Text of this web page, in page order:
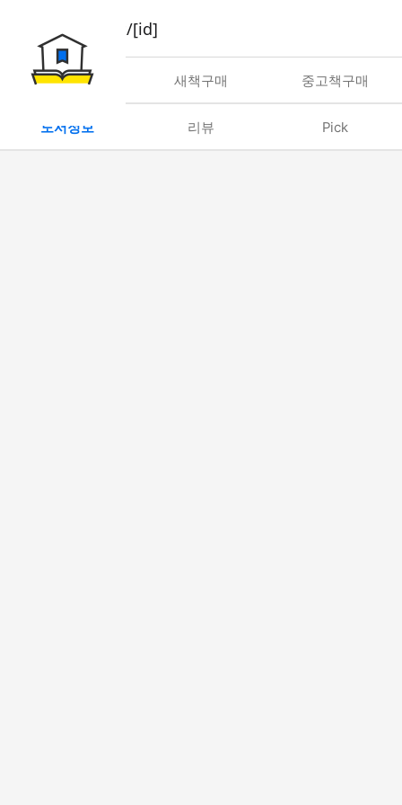
book/rent/[id]
대여 새책구매 중고책구매
도서정보 리뷰 Pick